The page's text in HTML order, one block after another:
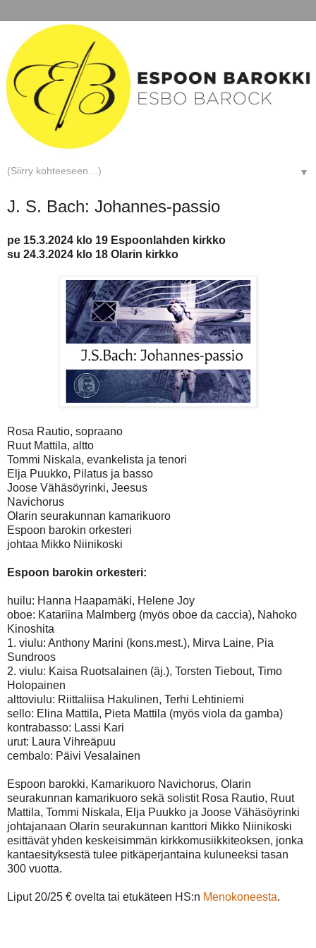
▼
J. S. Bach: Johannes-passio
pe 15.3.2024 klo 19 Espoonlahden kirkko
su 24.3.2024 klo 18 Olarin kirkko
Rosa Rautio, sopraano
Ruut Mattila, altto
Tommi Niskala, evankelista ja tenori
Elja Puukko, Pilatus ja basso
Joose Vähäsöyrinki, Jeesus
Navichorus
Olarin seurakunnan kamarikuoro
Espoon barokin orkesteri
johtaa Mikko Niinikoski
Espoon barokin orkesteri:
huilu: Hanna Haapamäki, Helene Joy
oboe: Katariina Malmberg (myös oboe da caccia), Nahoko
Kinoshita
1. viulu: Anthony Marini (kons.mest.), Mirva Laine, Pia
Sundroos
2. viulu: Kaisa Ruotsalainen (äj.), Torsten Tiebout, Timo
Holopainen
alttoviulu: Riittaliisa Hakulinen, Terhi Lehtiniemi
sello: Elina Mattila, Pieta Mattila (myös viola da gamba)
kontrabasso: Lassi Kari
urut: Laura Vihreäpuu
cembalo: Päivi Vesalainen
Espoon barokki, Kamarikuoro Navichorus, Olarin
seurakunnan kamarikuoro sekä solistit Rosa Rautio, Ruut
Mattila, Tommi Niskala, Elja Puukko ja Joose Vähäsöyrinki
johtajanaan Olarin seurakunnan kanttori Mikko Niinikoski
esittävät yhden keskeisimmän kirkkomusiikkiteoksen, jonka
kantaesityksestä tulee pitkäperjantaina kuluneeksi tasan
300 vuotta.
Liput 20/25 € ovelta tai etukäteen HS:n Menokoneesta.